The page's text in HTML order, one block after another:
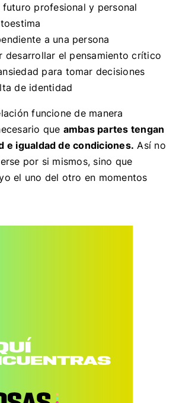
futuro profesional y personal
a una persona
desarrollar el pensamiento crítico
para tomar decisiones
de identidad
funcione de manera
que ambas partes tengan
e igualdad de condiciones. Así no
por si mismos, sino que
el uno del otro en momentos